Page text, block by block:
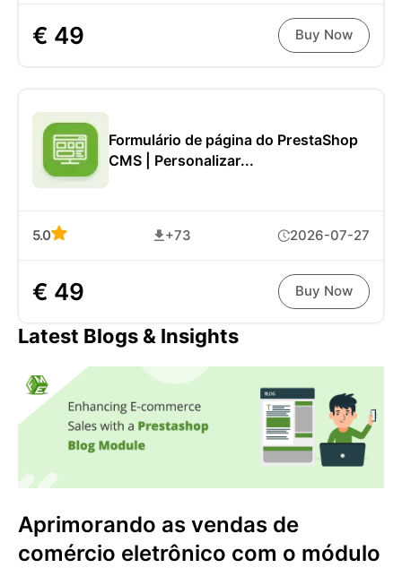
€ 49 Buy Now
Formulário de página do PrestaShop
CMS | Personalizar...
5.0 +73 2026-07-27
€ 49 Buy Now
Latest Blogs & Insights
Aprimorando as vendas de
comércio eletrônico com o módulo